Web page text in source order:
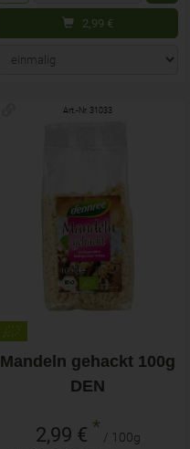
2,99 €
Art.-Nr. 31033
Mandeln gehackt 100g
DEN
2,99 € * / 100g